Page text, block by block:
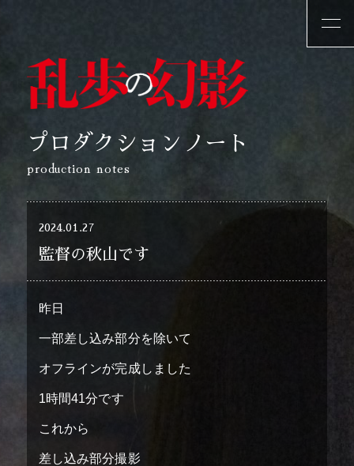
プロダクションノート
production notes
2024.01.27
監督の秋山です
昨日
一部差し込み部分を除いて
オフラインが完成しました
1時間41分です
これから
差し込み部分撮影